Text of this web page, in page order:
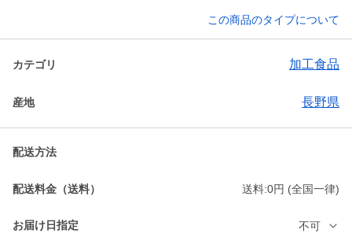
この商品のタイプについて
カテゴリ 加工食品
産地 長野県
配送方法
配送料金（送料） 送料:0円 (全国一律)
お届け日指定 不可